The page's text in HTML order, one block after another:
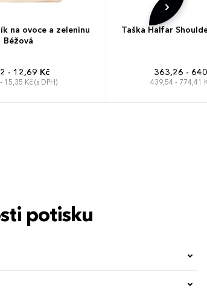
na ovoce a zeleninu
Béžová
- 12,69 Kč
15,35 Kč (s DPH)
Taška Halfar
363,26 -
439,54 - 774,41
potisku